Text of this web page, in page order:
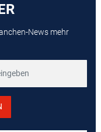
News mehr